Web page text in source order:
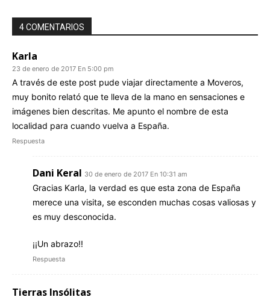
4 COMENTARIOS
Karla
23 de enero de 2017 En 5:00 pm
A través de este post pude viajar directamente a Moveros,
muy bonito relató que te lleva de la mano en sensaciones e
imágenes bien descritas. Me apunto el nombre de esta
localidad para cuando vuelva a España.
Respuesta
Dani Keral 30 de enero de 2017 En 10:31 am
Gracias Karla, la verdad es que esta zona de España
merece una visita, se esconden muchas cosas valiosas y
es muy desconocida.
¡¡Un abrazo!!
Respuesta
Tierras Insólitas